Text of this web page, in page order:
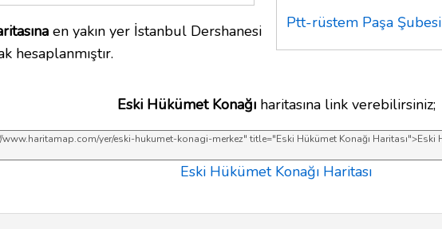
en yakın yer İstanbul Dershanesi
hesaplanmıştır.
Ptt-rüstem Paşa Şubesi
Eski Hükümet Konağıharitasına link verebilirsiniz;
Eski Hükümet Konağı Haritası